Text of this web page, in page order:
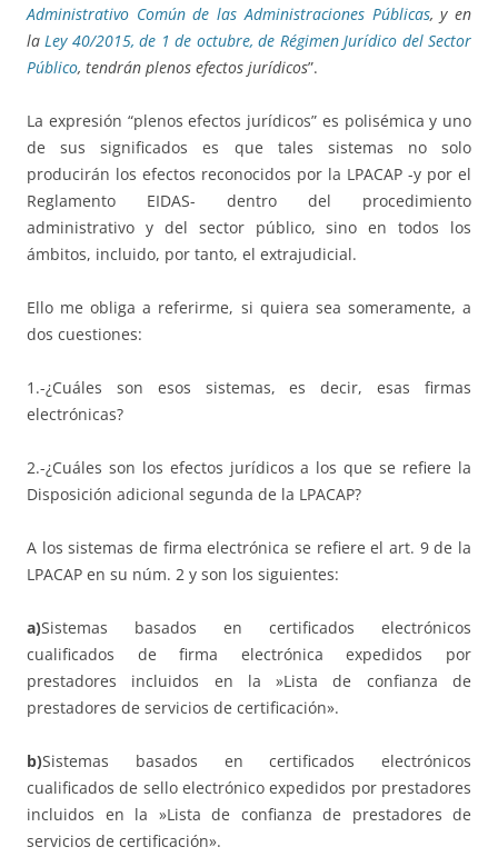
Administrativo Común de las Administraciones Públicas, y en
laLey 40/2015, de 1 de octubre, de Régimen Jurídico del Sector
Público, tendrán plenos efectos jurídicos”.
La expresión “plenos efectos jurídicos” es polisémica y uno
de sus significados es que tales sistemas no solo
producirán los efectos reconocidos por la LPACAP -y por el
Reglamento EIDAS- dentro del procedimiento
administrativo y del sector público, sino en todos los
ámbitos, incluido, por tanto, el extrajudicial.
Ello me obliga a referirme, si quiera sea someramente, a
dos cuestiones:
1.-¿Cuáles son esos sistemas, es decir, esas firmas
electrónicas?
2.-¿Cuáles son los efectos jurídicos a los que se refiere la
Disposición adicional segunda de la LPACAP?
A los sistemas de firma electrónica se refiere el art. 9 de la
LPACAP en su núm. 2 y son los siguientes:
a)Sistemas basados en certificados electrónicos
cualificados de firma electrónica expedidos por
prestadores incluidos en la »Lista de confianza de
prestadores de servicios de certificación».
b)Sistemas basados en certificados electrónicos
cualificados de sello electrónico expedidos por prestadores
incluidos en la »Lista de confianza de prestadores de
servicios de certificación».